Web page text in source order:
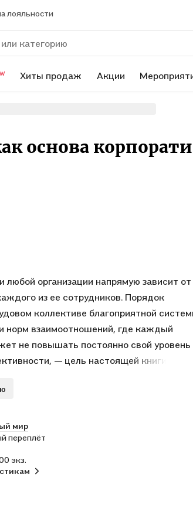
лояльности
Хиты продаж Акции
основа
любой организации напрямую зависит от
из ее сотрудников. Порядок
коллективе благоприятной
норм взаимоотношений, где каждый
не повышать постоянно свой уровень
— цель настоящей книги.
от обязательных навыков
команды. Выстраиваемая вокруг
предусматривает органичное
опыта любого читателя,
ее границы. Все освещаемые темы
мир
переплёт
экз.